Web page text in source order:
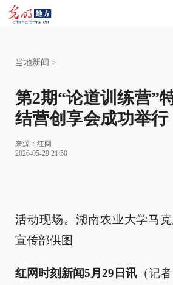
当地新闻 >
第2期“论道训练营”
结营创享会成功举行
来源： 红网
2026-05-29 21:50
活动现场。湖南农业大学马
宣传部供图
红网时刻新闻5月29日讯 （记